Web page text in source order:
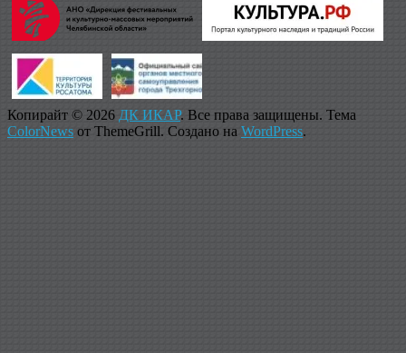
Копирайт © 2026 ДК ИКАР. Все права защищены. Тема
ColorNews от ThemeGrill. Создано на WordPress.